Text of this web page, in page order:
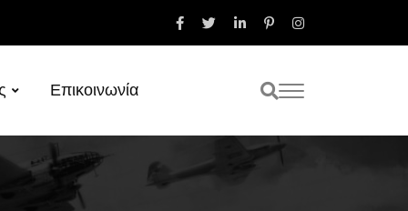
Επικοινωνία